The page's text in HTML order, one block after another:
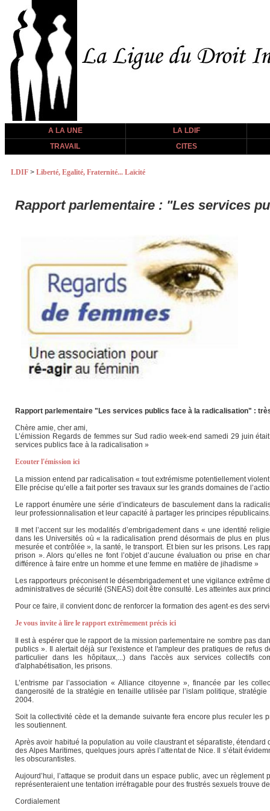
A LA UNE
LA LDIF
TRAVAIL
CITES
LDIF > Liberté, Egalité, Fraternité... Laïcité
Rapport parlementaire : "Les services
Rapport parlementaire "Les services publics face à la radicalisation" :
Chère amie, cher ami,
L’émission Regards de femmes sur Sud radio week-end samedi 29 juin
services publics face à la radicalisation »
Ecouter l'émission ici
La mission entend par radicalisation « tout extrémisme potentiellement
Elle précise qu’elle a fait porter ses travaux sur les grands domaines de
Le rapport énumère une série d’indicateurs de basculement dans la
leur professionnalisation et leur capacité à partager les principes
Il met l’accent sur les modalités d’embrigadement dans « une identité
dans les Universités où « la radicalisation prend désormais de plus en
mesurée et contrôlée », la santé, le transport. Et bien sur les prisons. Les
prison ». Alors qu’elles ne font l’objet d’aucune évaluation ou prise en
différence à faire entre un homme et une femme en matière de jihadisme »
Les rapporteurs préconisent le désembrigadement et une vigilance
administratives de sécurité (SNEAS) doit être consulté. Les atteintes aux
Pour ce faire, il convient donc de renforcer la formation des agent·es des
Je vous invite à lire le rapport extrêmement précis ici
Il est à espérer que le rapport de la mission parlementaire ne sombre pas
publics ». Il alertait déjà sur l'existence et l'ampleur des pratiques de refus
particulier dans les hôpitaux,...) dans l'accès aux services collectifs
d'alphabétisation, les prisons.
L’entrisme par l’association « Alliance citoyenne », financée par les
dangerosité de la stratégie en tenaille utilisée par l’islam politique,
2004.
Soit la collectivité cède et la demande suivante fera encore plus reculer les
les soutiennent.
Après avoir habitué la population au voile claustrant et séparatiste,
des Alpes Maritimes, quelques jours après l’attentat de Nice. Il s’était
les obscurantistes.
Aujourd’hui, l’attaque se produit dans un espace public, avec un
représenteraient une tentation irréfragable pour des frustrés sexuels trouve
Cordialement